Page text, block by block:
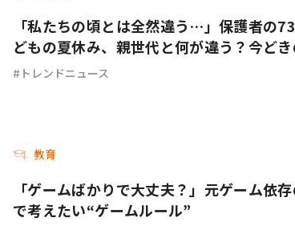
「私たちの頃とは全然違う…」保護者の
どもの夏休み、親世代と何が違う？今ど
トレンドニュース
教育
「ゲームばかりで大丈夫？」元ゲーム依
で考えたい“ゲームルール”